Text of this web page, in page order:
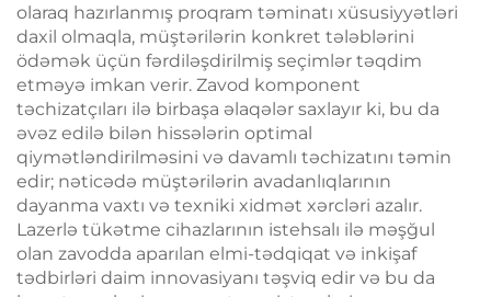
olaraq hazırlanmış proqram təminatı xüsusiyyətləri
daxil olmaqla, müştərilərin konkret tələblərini
ödəmək üçün fərdiləşdirilmiş seçimlər təqdim
etməyə imkan verir. Zavod komponent
təchizatçıları ilə birbaşa əlaqələr saxlayır ki, bu da
əvəz edilə bilən hissələrin optimal
qiymətləndirilməsini və davamlı təchizatını təmin
edir; nəticədə müştərilərin avadanlıqlarının
dayanma vaxtı və texniki xidmət xərcləri azalır.
Lazerlə tükətme cihazlarının istehsalı ilə məşğul
olan zavodda aparılan elmi-tədqiqat və inkişaf
tədbirləri daim innovasiyanı təşviq edir və bu da